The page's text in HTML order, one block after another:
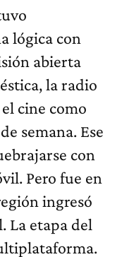
lógica con
abierta
la radio
cine como
semana. Ese
con
Pero fue en
ingresó
La etapa del